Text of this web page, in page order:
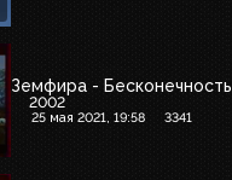
Земфира - Бесконечность
2002
25 мая 2021, 19:58 3341